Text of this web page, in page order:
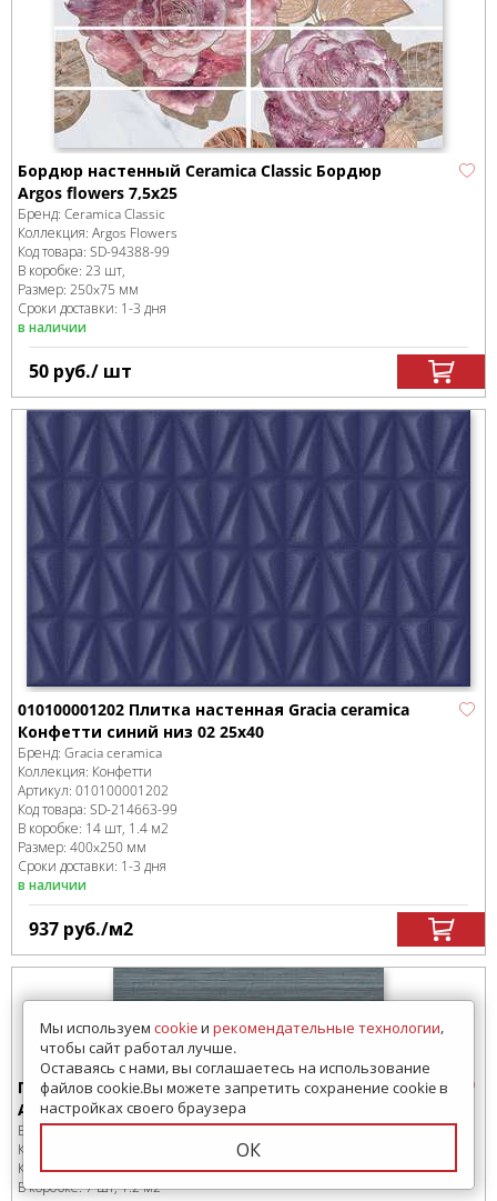
Бордюр настенный Ceramica Classic Бордюр
Argos flowers 7,5х25
Бренд: Ceramica Classic
Коллекция: Argos Flowers
Код товара: SD-94388-99
В коробке: 23 шт,
Размер: 250x75 мм
Сроки доставки: 1-3 дня
в наличии
50 руб./ шт
010100001202 Плитка настенная Gracia ceramica
Конфетти синий низ 02 25х40
Бренд: Gracia ceramica
Коллекция: Конфетти
Артикул: 010100001202
Код товара: SD-214663-99
В коробке: 14 шт, 1.4 м2
Размер: 400x250 мм
Сроки доставки: 1-3 дня
в наличии
937 руб./м2
Плитка настенная Keraben MT Arame Concept
Azul 25*70
Бренд:Keraben
Коллекция:
Код товара:SD-116610-99
В коробке:7 шт, 1.2 м2
Мы используем cookieи рекомендательные технологии,
чтобы сайт работал лучше.
Оставаясь с нами, вы соглашаетесь на использование
файлов cookie.Вы можете запретить сохранение cookie в
настройках своего браузера
ОК